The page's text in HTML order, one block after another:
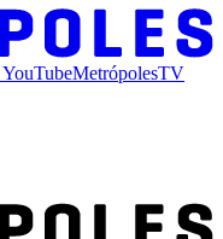
YouTubeMetrópolesTV